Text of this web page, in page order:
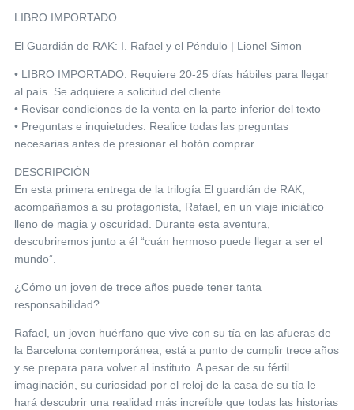
LIBRO IMPORTADO
El Guardián de RAK: I. Rafael y el Péndulo | Lionel Simon
• LIBRO IMPORTADO: Requiere 20-25 días hábiles para llegar
al país. Se adquiere a solicitud del cliente.
• Revisar condiciones de la venta en la parte inferior del texto
• Preguntas e inquietudes: Realice todas las preguntas
necesarias antes de presionar el botón comprar
DESCRIPCIÓN
En esta primera entrega de la trilogía El guardián de RAK,
acompañamos a su protagonista, Rafael, en un viaje iniciático
lleno de magia y oscuridad. Durante esta aventura,
descubriremos junto a él “cuán hermoso puede llegar a ser el
mundo”.
¿Cómo un joven de trece años puede tener tanta
responsabilidad?
Rafael, un joven huérfano que vive con su tía en las afueras de
la Barcelona contemporánea, está a punto de cumplir trece años
y se prepara para volver al instituto. A pesar de su fértil
imaginación, su curiosidad por el reloj de la casa de su tía le
hará descubrir una realidad más increíble que todas las historias